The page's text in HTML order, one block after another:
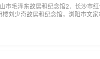
市毛泽东故居和纪念馆2．长沙市红
楼刘少奇故居和纪念馆，浏阳市文